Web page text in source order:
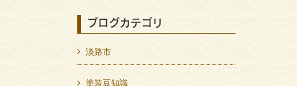
ブログカテゴリ
淡路市
塗装豆知識